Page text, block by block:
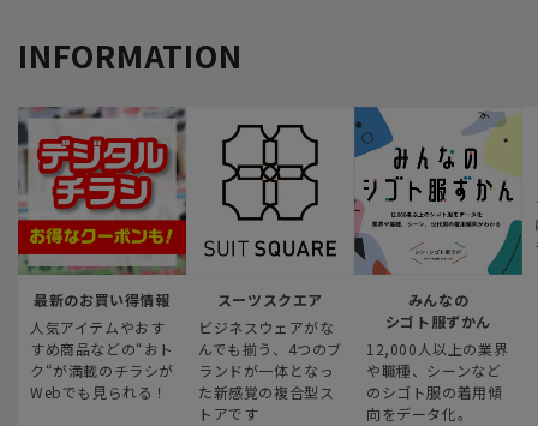
INFORMATION
最新のお買い得情報
人気アイテムやおす
すめ商品などの“おト
ク“が満載のチラシが
Webでも見られる！
スーツスクエア
ビジネスウェアがな
んでも揃う、4つのブ
ランドが一体となっ
た新感覚の複合型ス
トアです
みんなの
シゴト服ずかん
12,000人以上の業界
や職種、シーンなど
のシゴト服の着用傾
向をデータ化。